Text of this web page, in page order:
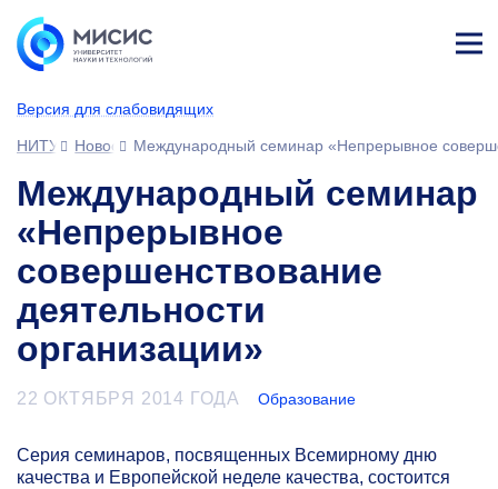
Версия для слабовидящих
ине
НИТУ МИСИС
НовостиМеждународный семинар «Непрерывное
Международный семинар
«Непрерывное
совершенствование
деятельности
организации»
22 ОКТЯБРЯ 2014 ГОДА Образование
Серия семинаров, посвященных Всемирному дню
качества и Европейской неделе качества, состоится